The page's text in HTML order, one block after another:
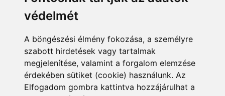
védelmét
A böngészési élmény fokozása, a személyre
szabott hirdetések vagy tartalmak
megjelenítése, valamint a forgalom elemzése
érdekében sütiket (cookie) használunk. Az
Elfogadom gombra kattintva hozzájárulhat a